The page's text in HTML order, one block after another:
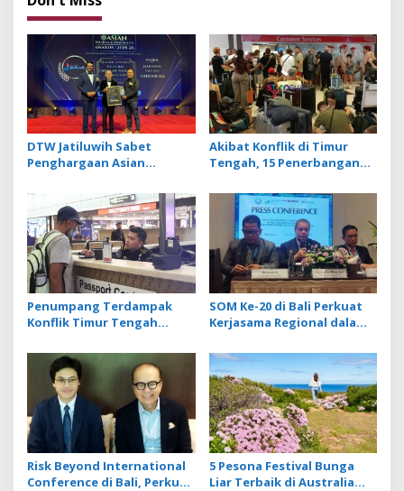
DTW Jatiluwih Sabet
Penghargaan Asian
Awards 2025–2026 dari TIN
Media Malaysia
Akibat Konflik di Timur
Tengah, 15 Penerbangan
Bandara Ngurah Rai
Dibatalkan
Penumpang Terdampak
Konflik Timur Tengah
Habis Diimbau Lapor ke Pos
Layanan Imigrasi
SOM Ke-20 di Bali Perkuat
Kerjasama Regional dalam
Risk Beyond International
Conference di Bali, Perkuat
5 Pesona Festival Bunga
Liar Terbaik di Australia